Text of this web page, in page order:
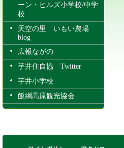
ーン・ヒルズ小学校/中学
校
天空の里 いもい農場
blog
広報ながの
芋井住自協 Twitter
芋井小学校
飯綱高原観光協会